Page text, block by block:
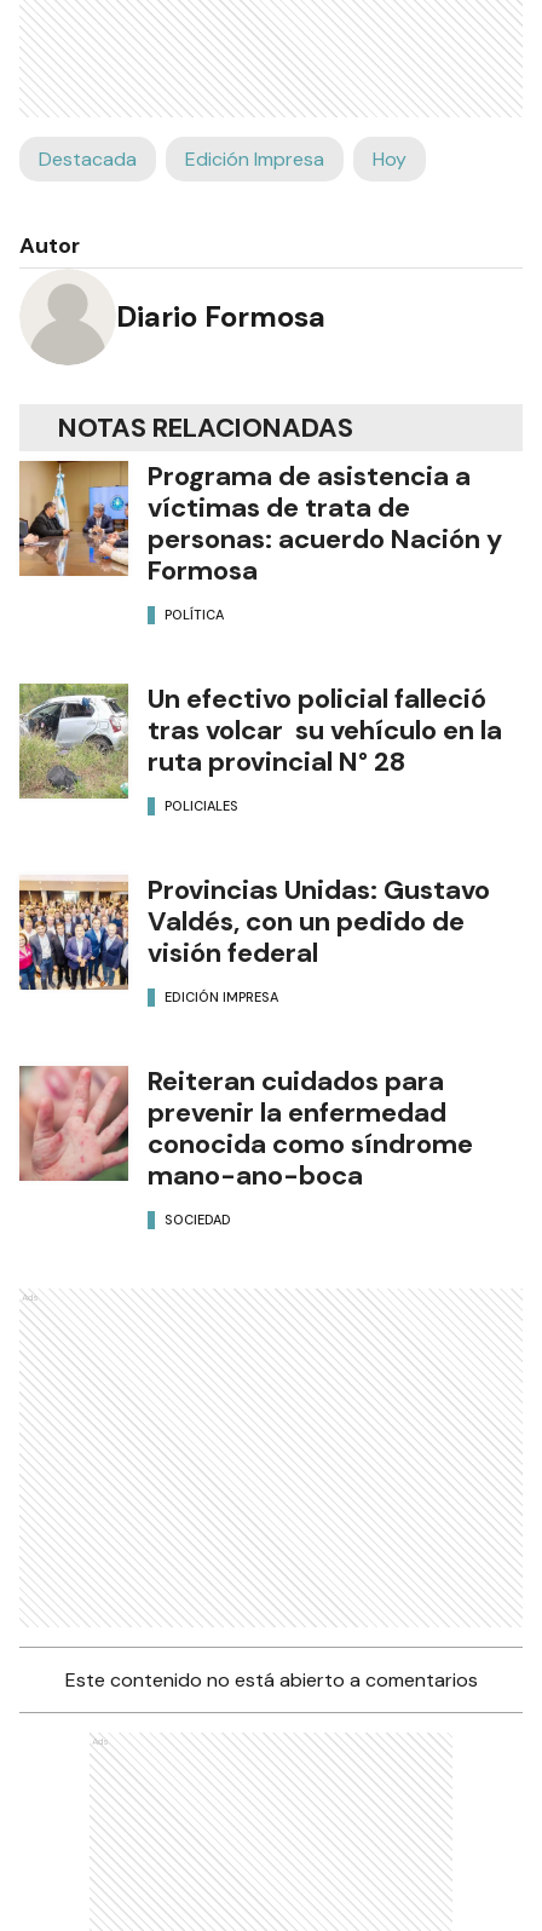
Autor
NOTAS RELACIONADAS
Programa de asistencia a
víctimas de trata de
personas: acuerdo Nación y
Formosa
Un efectivo policial falleció
tras volcar su vehículo en la
ruta provincial N° 28
Provincias Unidas: Gustavo
Valdés, con un pedido de
visión federal
Reiteran cuidados para
prevenir la enfermedad
conocida como síndrome
mano-ano-boca
Ads
Este contenido no está abierto a comentarios
Ads